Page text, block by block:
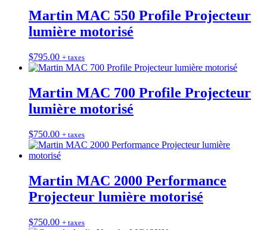
Martin MAC 550 Profile Projecteur
lumière motorisé
$795.00 + taxes
Martin MAC 700 Profile Projecteur
lumière motorisé
$750.00 + taxes
Martin MAC 2000 Performance
Projecteur lumière motorisé
$750.00 + taxes